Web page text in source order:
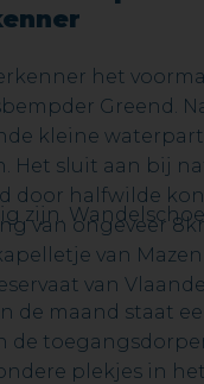
het
Greend.
kleine
Het sluit aan bij
door halfwilde
van ongeveer
van
van
zijn.
de maand staat
de
plekjes in